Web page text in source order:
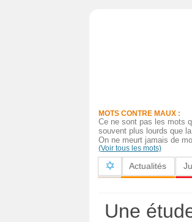
MOTS CONTRE MAUX :
Ce ne sont pas les mots
souvent plus lourds que
On ne meurt jamais de
(Voir tous les mots)
Actualités
Une